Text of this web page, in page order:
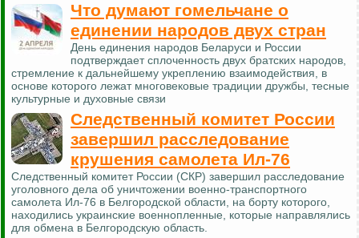
Что думают гомельчане о
единении народов двух стран
День единения народов Беларуси и России
подтверждает сплоченность двух братских народов,
стремление к дальнейшему укреплению взаимодействия, в
основе которого лежат многовековые традиции дружбы, тесные
культурные и духовные связи
Следственный комитет России
завершил расследование
крушения самолета Ил-76
Следственный комитет России (СКР) завершил расследование
уголовного дела об уничтожении военно-транспортного
самолета Ил-76 в Белгородской области, на борту которого,
находились украинские военнопленные, которые направлялись
для обмена в Белгородскую область.